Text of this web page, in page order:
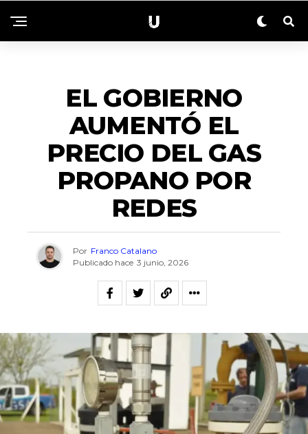
EL GOBIERNO
AUMENTÓ EL
PRECIO DEL GAS
PROPANO POR
REDES
Por Franco Catalano
Publicado hace 3 junio, 2026